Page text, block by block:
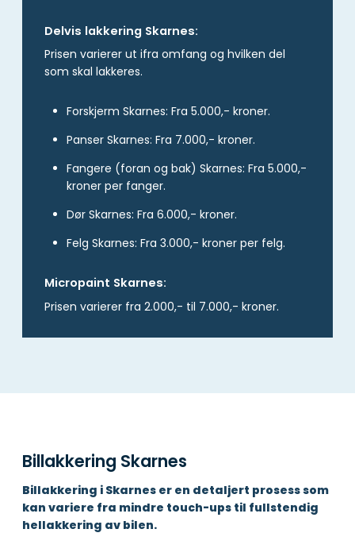
Delvis lakkering Skarnes:
Prisen varierer ut ifra omfang og hvilken del
som skal lakkeres.
Forskjerm Skarnes: Fra 5.000,- kroner.
Panser Skarnes: Fra 7.000,- kroner.
Fangere (foran og bak) Skarnes: Fra 5.000,-
kroner per fanger.
Dør Skarnes: Fra 6.000,- kroner.
Felg Skarnes: Fra 3.000,- kroner per felg.
Micropaint Skarnes:
Prisen varierer fra 2.000,- til 7.000,- kroner.
Billakkering Skarnes
Billakkering i Skarnes er en detaljert prosess som
kan variere fra mindre touch-ups til fullstendig
hellakkering av bilen.